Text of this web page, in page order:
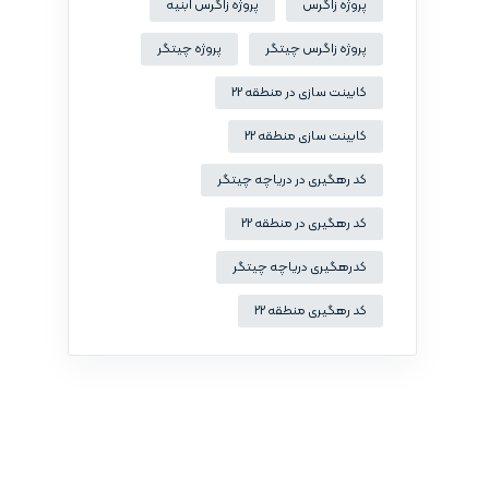
پروژه زاگرس پروژه زاگرس ابنیه
پروژه زاگرس چیتگر پروژه چیتگر
کابینت سازی در منطقه 22
کابینت سازی منطقه 22
کد رهگیری در دریاچه چیتگر
کد رهگیری در منطقه 22
کدرهگیری دریاچه چیتگر
کد رهگیری منطقه 22